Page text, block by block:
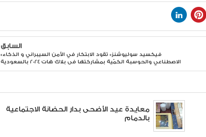
السابق
«فيكسيد سوليوشنز» تقود الابتكار في الأمن السيبراني و الذكاء
الاصطناعي والحوسبة الكمّية بمشاركتها فى بلاك هات 2024 بالسعودية
معايدة عيد الأضحى بدار الحضانة الاجتماعية
بالدمام